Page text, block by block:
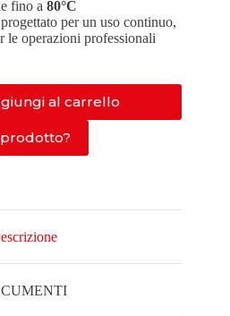
fino a 80°C
per un uso continuo,
le operazioni professionali
al carrello